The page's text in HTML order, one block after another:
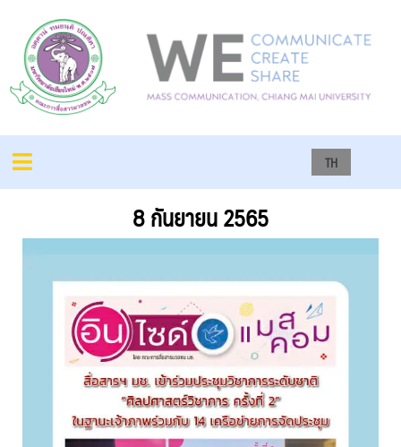
TH
8 กันยายน 2565